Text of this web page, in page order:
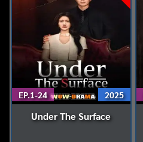
EP.1-24 2025
Under The Surface